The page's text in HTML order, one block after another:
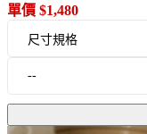
單價 $1,480